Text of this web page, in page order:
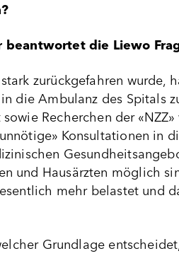
beantwortet die Liewo
zurückgefahren wurde,
die Ambulanz des Spitals
Recherchen der
Konsultationen in
und Hausärzten möglich
mehr belastet und
Grundlage